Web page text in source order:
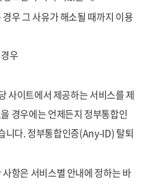
우 그 사유가 해소될 때까지 이용
우
사이트에서 제공하는 서비스를 제
경우에는 언제든지 정부통합인
니다. 정부통합인증(Any-ID) 탈퇴
항은 서비스별 안내에 정하는 바